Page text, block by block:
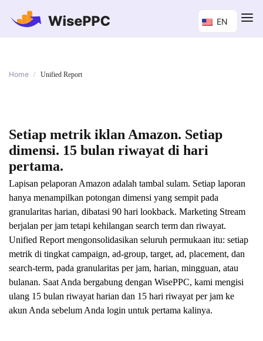
EN
Home / Unified Report
Setiap metrik iklan Amazon. Setiap
dimensi. 15 bulan riwayat di hari
pertama.
Lapisan pelaporan Amazon adalah tambal sulam. Setiap laporan
hanya menampilkan potongan dimensi yang sempit pada
granularitas harian, dibatasi 90 hari lookback. Marketing Stream
berjalan per jam tetapi kehilangan search term dan riwayat.
Unified Report mengonsolidasikan seluruh permukaan itu: setiap
metrik di tingkat campaign, ad-group, target, ad, placement, dan
search-term, pada granularitas per jam, harian, mingguan, atau
bulanan. Saat Anda bergabung dengan WisePPC, kami mengisi
ulang 15 bulan riwayat harian dan 15 hari riwayat per jam ke
akun Anda sebelum Anda login untuk pertama kalinya.